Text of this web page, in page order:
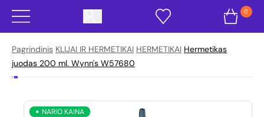
0
Pagrindinis KLIJAI IR HERMETIKAI HERMETIKAI Hermetikas
juodas 200 ml. Wynn's W57680
NARIO KAINA